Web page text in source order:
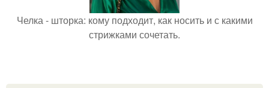
Челка - шторка: кому подходит, как носить и с какими
стрижками сочетать.